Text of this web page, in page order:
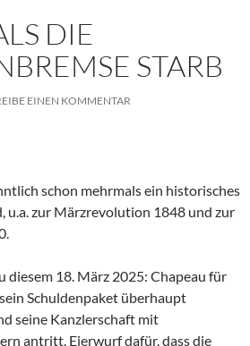
DIE
STARB
EINEN KOMMENTAR
schon mehrmals ein historisches
u.a. zur Märzrevolution 1848 und zur
diesem 18. März 2025: Chapeau für
Schuldenpaket überhaupt
seine Kanzlerschaft mit
antritt. Eierwurf dafür, dass die